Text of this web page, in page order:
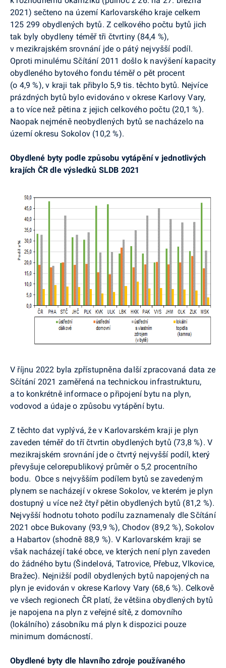
2021) sečteno na území Karlovarského kraje celkem
125 299 obydlených bytů. Z celkového počtu bytů jich
tak byly obydleny téměř tři čtvrtiny (84,4 %),
v mezikrajském srovnání jde o pátý nejvyšší podíl.
Oproti minulému Sčítání 2011 došlo k navýšení kapacity
obydleného bytového fondu téměř o pět procent
(o 4,9 %), v kraji tak přibylo 5,9 tis. těchto bytů. Nejvíce
prázdných bytů bylo evidováno v okrese Karlovy Vary,
a to více než pětina z jejich celkového počtu (20,1 %).
Naopak nejméně neobydlených bytů se nacházelo na
území okresu Sokolov (10,2 %).
Obydlené byty podle způsobu vytápění v jednotlivých
krajích ČR dle výsledků SLDB 2021
V říjnu 2022 byla zpřístupněna další zpracovaná data ze
Sčítání 2021 zaměřená na technickou infrastrukturu,
a to konkrétně informace o připojení bytu na plyn,
vodovod a údaje o způsobu vytápění bytu.
Z těchto dat vyplývá, že v Karlovarském kraji je plyn
zaveden téměř do tří čtvrtin obydlených bytů (73,8 %). V
mezikrajském srovnání jde o čtvrtý nejvyšší podíl, který
převyšuje celorepublikový průměr o 5,2 procentního
bodu. Obce s nejvyšším podílem bytů se zavedeným
plynem se nacházejí v okrese Sokolov, ve kterém je plyn
dostupný u více než čtyř pětin obydlených bytů (81,2 %).
Nejvyšší hodnotu tohoto podílu zaznamenaly dle Sčítání
2021 obce Bukovany (93,9 %), Chodov (89,2 %), Sokolov
a Habartov (shodně 88,9 %). V Karlovarském kraji se
však nacházejí také obce, ve kterých není plyn zaveden
do žádného bytu (Šindelová, Tatrovice, Přebuz, Vlkovice,
Bražec). Nejnižší podíl obydlených bytů napojených na
plyn je evidován v okrese Karlovy Vary (68,6 %). Celkově
ve všech regionech ČR platí, že většina obydlených bytů
je napojena na plyn z veřejné sítě, z domovního
(lokálního) zásobníku má plyn k dispozici pouze
minimum domácností.
Obydlené byty dle hlavního zdroje používaného